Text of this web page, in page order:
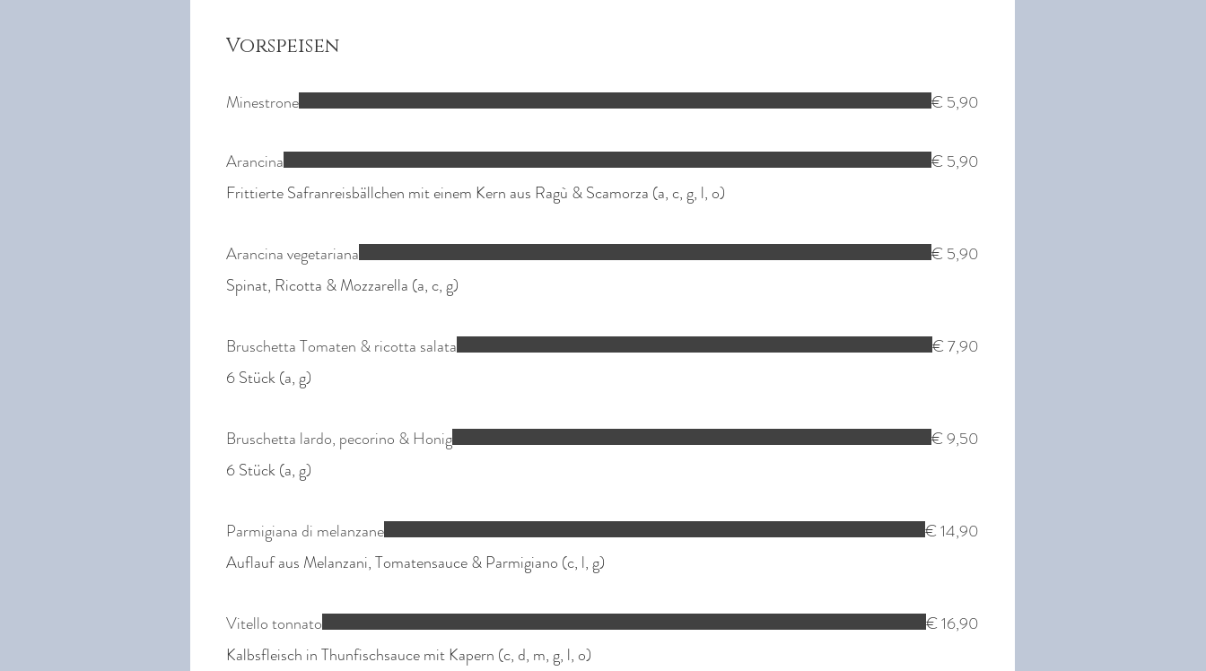
Vorspeisen
Minestrone € 5,90
Arancina
€ 5,90
Arancina vegetariana
Spinat, Ricotta & Mozzarella (a, c, g)
€ 5,90
Bruschetta Tomaten & ricotta salata
6 Stück (a, g)
€ 7,90
Bruschetta lardo, pecorino & Honig
6 Stück (a, g)
€ 9,50
Parmigiana di melanzane
Auflauf aus Melanzani, Tomatensauce & Parmigiano (c, l, g)
€ 14,90
Vitello tonnato
Kalbsfleisch in Thunfischsauce mit Kapern (c, d, m, g, l, o)
€ 16,90